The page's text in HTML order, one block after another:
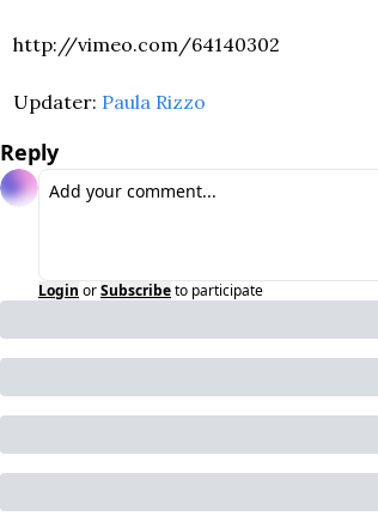
http://vimeo.com/64140302
Updater: Paula Rizzo
Reply
Login orSubscribeto participate